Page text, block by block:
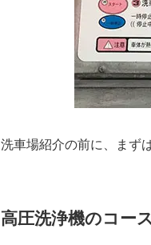
洗車場紹介の前に、まず
高圧洗浄機のコー